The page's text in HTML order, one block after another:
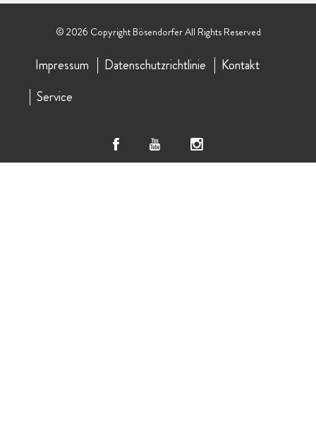
© 2026 Copyright Bösendorfer All Rights Reserved
Impressum Datenschutzrichtlinie
Kontakt
Service